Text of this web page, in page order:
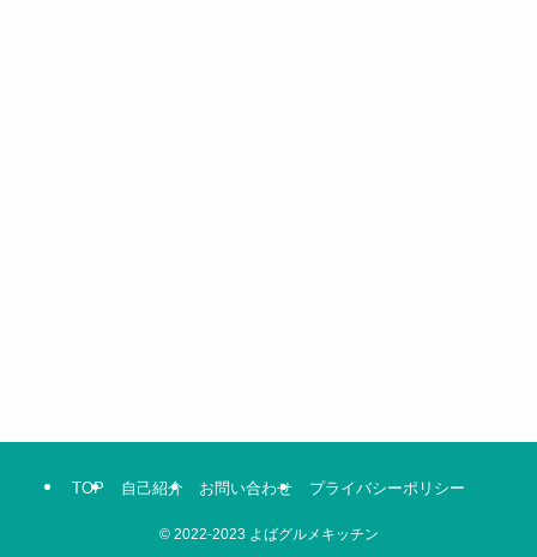
TOP 自己紹介 お問い合わせ プライバシーポリシー
©2022-2023 よばグルメキッチン